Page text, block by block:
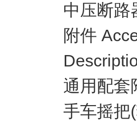
中压断路
附件
通用配套
手车摇把